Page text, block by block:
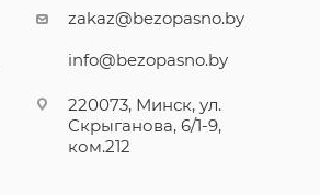
zakaz@bezopasno.by
info@bezopasno.by
220073, Минск, ул.
Скрыганова, 6/1-9,
ком.212